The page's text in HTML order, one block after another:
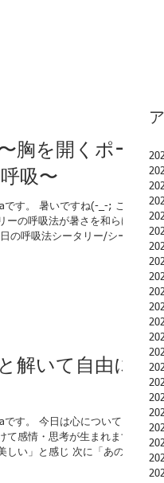
を開くポー
吸〜
です。 暑いですね(-_-; こん
ーの呼吸法が暑さを和らげて
の呼吸法シータリー/シート
解いて自由に
す。 今日は心について 私
て感情・思考が生まれます。
しい」と感じ 次に「あの美